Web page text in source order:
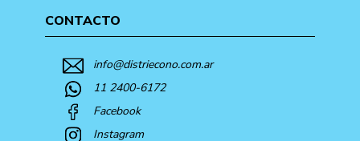
CONTACTO
info@distriecono.com.ar
11 2400-6172
Facebook
Instagram